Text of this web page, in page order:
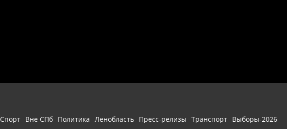
Спорт Вне СПб Политика Ленобласть Пресс-релизы Транспорт Выборы-2026